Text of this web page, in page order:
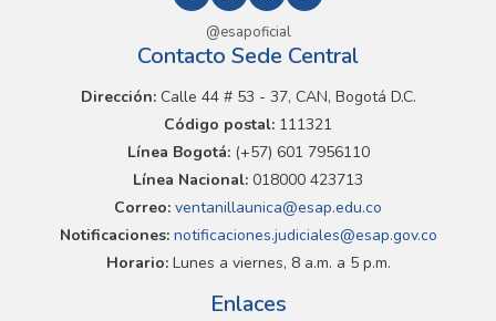
@esapoficial
Contacto Sede Central
Dirección:Calle 44 # 53 - 37, CAN, Bogotá D.C.
Código postal: 111321
Línea Bogotá:(+57) 601 7956110
Línea Nacional: 018000 423713
Correo: ventanillaunica@esap.edu.co
Notificaciones:notificaciones.judiciales@esap.gov.co
Horario:Lunes a viernes, 8 a.m. a 5 p.m.
Enlaces